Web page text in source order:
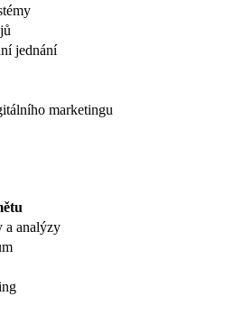
jednání
marketingu
a analýzy